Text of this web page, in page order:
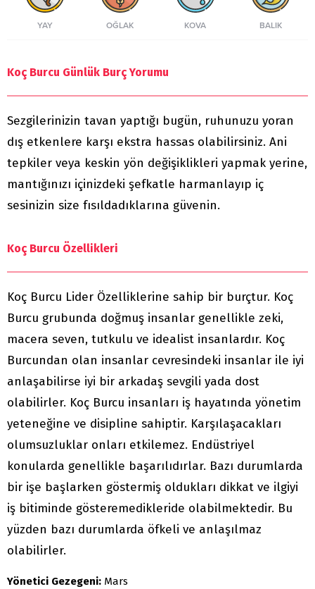
YAY OĞLAK KOVA BALIK
Koç Burcu Günlük Burç Yorumu
Sezgilerinizin tavan yaptığı bugün, ruhunuzu yoran
dış etkenlere karşı ekstra hassas olabilirsiniz. Ani
tepkiler veya keskin yön değişiklikleri yapmak yerine,
mantığınızı içinizdeki şefkatle harmanlayıp iç
sesinizin size fısıldadıklarına güvenin.
Koç Burcu Özellikleri
Koç Burcu Lider Özelliklerine sahip bir burçtur. Koç
Burcu grubunda doğmuş insanlar genellikle zeki,
macera seven, tutkulu ve idealist insanlardır. Koç
Burcundan olan insanlar cevresindeki insanlar ile iyi
anlaşabilirse iyi bir arkadaş sevgili yada dost
olabilirler. Koç Burcu insanları iş hayatında yönetim
yeteneğine ve disipline sahiptir. Karşılaşacakları
olumsuzluklar onları etkilemez. Endüstriyel
konularda genellikle başarılıdırlar. Bazı durumlarda
bir işe başlarken göstermiş oldukları dikkat ve ilgiyi
iş bitiminde gösteremedikleride olabilmektedir. Bu
yüzden bazı durumlarda öfkeli ve anlaşılmaz
olabilirler.
Yönetici Gezegeni: Mars